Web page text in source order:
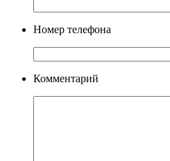
Номер телефона
Комментарий